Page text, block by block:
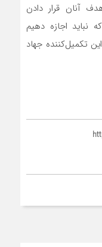
آنان قرار دادن
نباید اجازه دهیم
تکمیل‌کننده جهاد